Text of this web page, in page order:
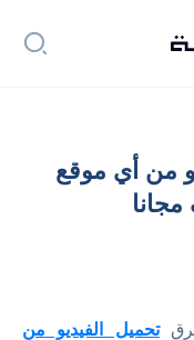
من أي موقع
مجانا
تحميل الفيديو من